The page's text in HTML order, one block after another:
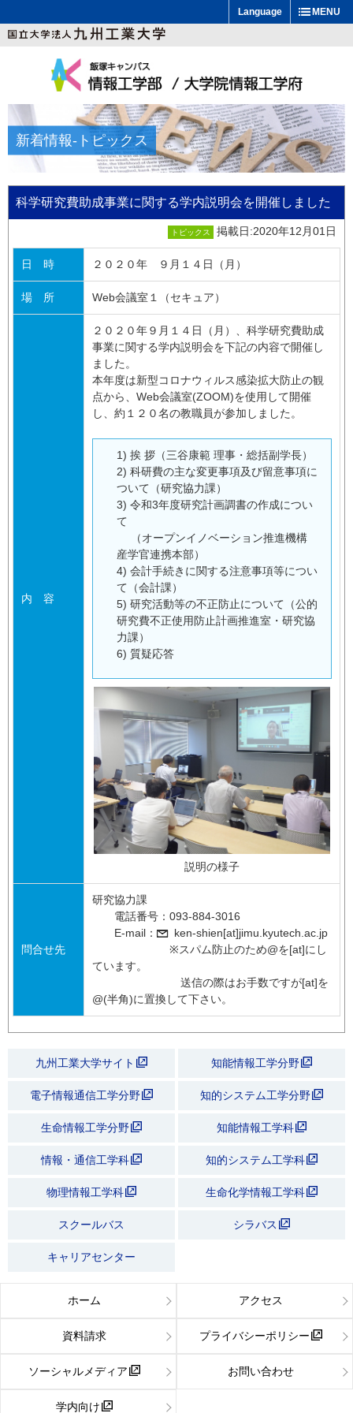
MENU
Language
新着情報-トピックス
科学研究費助成事業に関する学内説明会を開催しました
トピックス 掲載日:2020年12月01日
日 時 ２０２０年 ９月１４日（月）
場 所 Web会議室１（セキュア）
内 容
２０２０年９月１４日（月）、科学研究費助成
事業に関する学内説明会を下記の内容で開催し
ました。
本年度は新型コロナウィルス感染拡大防止の観
点から、Web会議室(ZOOM)を使用して開催
し、約１２０名の教職員が参加しました。
1) 挨 拶（三谷康範 理事・総括副学長）
2) 科研費の主な変更事項及び留意事項に
ついて（研究協力課）
3) 令和3年度研究計画調書の作成につい
て
（オープンイノベーション推進機構
産学官連携本部）
4) 会計手続きに関する注意事項等につい
て（会計課）
5) 研究活動等の不正防止について（公的
研究費不正使用防止計画推進室・研究協
力課）
6) 質疑応答
説明の様子
問合せ先
研究協力課
電話番号：093-884-3016
E-mail：
ken-shien[at]jimu.kyutech.ac.jp
※スパム防止のため@を[at]にし
ています。
送信の際はお手数ですが[at]を
@(半角)に置換して下さい。
九州工業大学サイト 知能情報工学分野
電子情報通信工学分野 知的システム工学分野
生命情報工学分野 知能情報工学科
情報・通信工学科 知的システム工学科
物理情報工学科 生命化学情報工学科
スクールバス シラバス
キャリアセンター
ホーム アクセス
資料請求 プライバシーポリシー
ソーシャルメディア お問い合わせ
学内向け